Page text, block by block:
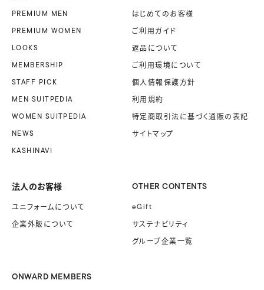
PREMIUM MEN
PREMIUM WOMEN
LOOKS
MEMBERSHIP
STAFF PICK
MEN SUITPEDIA
WOMEN SUITPEDIA
NEWS
KASHINAVI
はじめてのお客様
ご利用ガイド
返品について
ご利用環境について
個人情報保護方針
利用規約
特定商取引法に基づく通販の表記
サイトマップ
法人のお客様
ユニフォームについて
企業外販について
OTHER CONTENTS
eGift
サステナビリティ
グループ企業一覧
ONWARD MEMBERS